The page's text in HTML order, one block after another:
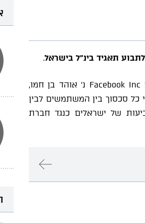
תאגיד בינ"ל בישראל.
לאחרונה פורסם פסק דינו של בית המשפט העליון בעניין רע"א 5860/16 Facebook Inc נ' אוהד בן חמו,
כל סכסוך בין המשתמשים לבין
של ישראלים כנגד חברת